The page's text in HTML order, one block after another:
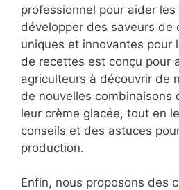
professionnel pour aider
développer des saveurs de
uniques et innovantes pour
de recettes est conçu pour
agriculteurs à découvrir de
de nouvelles combinaisons
leur crème glacée, tout en
conseils et des astuces
production.
Enfin, nous proposons des